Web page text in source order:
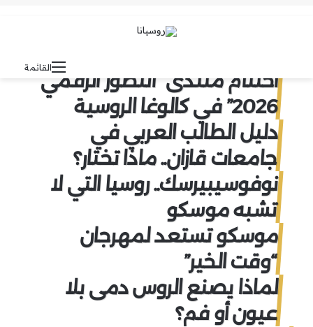
القائمة
اختتام منتدى “التطور الرقمي
2026” في كالوغا الروسية
دليل الطالب العربي في
جامعات قازان.. ماذا تختار؟
نوفوسيبيرسك.. روسيا التي لا
تشبه موسكو
موسكو تستعد لمهرجان
“وقت الخير”
لماذا يصنع الروس دمى بلا
عيون أو فم؟